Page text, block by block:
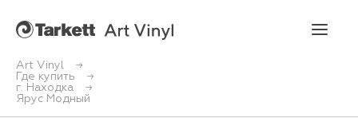
Art Vinyl
Где купить
г. Находка
Ярус Модный